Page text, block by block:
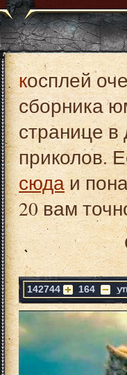
косплей очередной. Это один из материалов
сборника
странице в
приколов.
сюдаи
20 вам
142744 164